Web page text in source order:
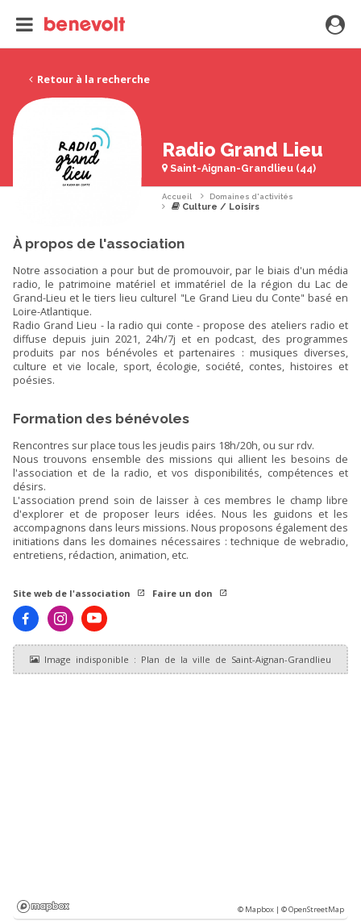
Retour à la recherche
Radio Grand Lieu
Saint-Aignan-Grandlieu (44)
Accueil Domaines d'activités
Culture / Loisirs
À propos de l'association
Notre association a pour but de promouvoir, par le biais d'un média
radio, le patrimoine matériel et immatériel de la région du Lac de
Grand-Lieu et le tiers lieu culturel "Le Grand Lieu du Conte" basé en
Loire-Atlantique.
Radio Grand Lieu - la radio qui conte - propose des ateliers radio et
diffuse depuis juin 2021, 24h/7j et en podcast, des programmes
produits par nos bénévoles et partenaires : musiques diverses,
culture et vie locale, sport, écologie, société, contes, histoires et
poésies.
Formation des bénévoles
Rencontres sur place tous les jeudis pairs 18h/20h, ou sur rdv.
Nous trouvons ensemble des missions qui allient les besoins de
l'association et de la radio, et vos disponibilités, compétences et
désirs.
L'association prend soin de laisser à ces membres le champ libre
d'explorer et de proposer leurs idées. Nous les guidons et les
accompagnons dans leurs missions. Nous proposons également des
initiations dans les domaines nécessaires : technique de webradio,
entretiens, rédaction, animation, etc.
Site web de l'association Faire un don
© Mapbox |© OpenStreetMap